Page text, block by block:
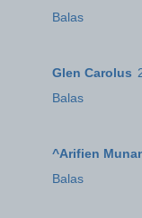
Balas
Glen Carolus
Balas
^Arifien
Balas